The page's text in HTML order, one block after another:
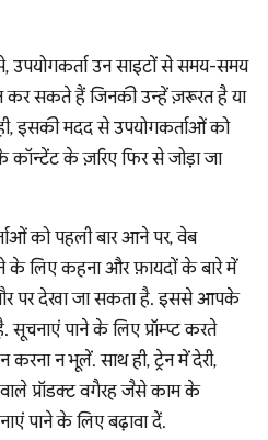
उन साइटों से समय-समय
सकते हैं जिनकी उन्हें ज़रूरत है या
इसकी मदद से उपयोगकर्ताओं को
के ज़रिए फिर से जोड़ा जा
को पहली बार आने पर, वेब
लिए कहना और फ़ायदों के बारे में
पर देखा जा सकता है. इससे आपके
पाने के लिए प्रॉम्प्ट करते
करना न भूलें. साथ ही, ट्रेन में देरी,
प्रॉडक्ट वगैरह जैसे काम के
पाने के लिए बढ़ावा दें.